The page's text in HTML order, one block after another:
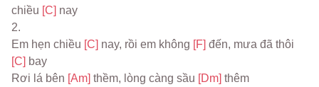
chiều [C] nay
2.
Em hẹn chiều [C] nay, rồi em không [F]
[C] bay
Rơi lá bên [Am] thềm, lòng càng sầu [Dm] thêm